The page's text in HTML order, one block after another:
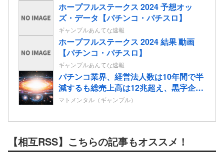
ホープフルステークス 2024 予想オッ
ズ・データ【パチンコ・パチスロ】
ギャンブルあんてな速報
ホープフルステークス 2024 結果 動画
【パチンコ・パチスロ】
ギャンブルあんてな速報
パチンコ業界、経営法人数は10年間で半
減するも総売上高は12兆超え、黒字企業
割合はコロナ前の水準に回復
マトメンタル（ギャンブル）
【相互RSS】こちらの記事もオススメ！